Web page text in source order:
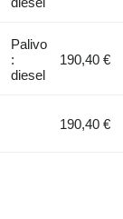
Palivo
:
diesel
190,40 €
190,40 €